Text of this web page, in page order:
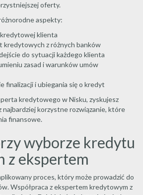
oferty.
aspekty:
klienta
kredytowych z różnych banków
do sytuacji każdego klienta
zasad i warunków umów
finalizacji i ubiegania się o kredyt
kredytowego w Nisku, zyskujesz
najbardziej korzystne rozwiązanie, które
finansowe.
wyborze kredytu
z ekspertem
proces, który może prowadzić do
Współpraca z ekspertem kredytowym z